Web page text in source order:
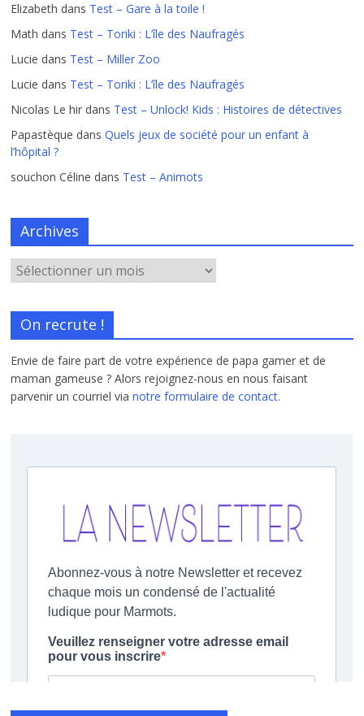
Elizabeth dans Test – Gare à la toile !
Math dans Test – Toriki : L’île des Naufragés
Lucie dans Test – Miller Zoo
Lucie dans Test – Toriki : L’île des Naufragés
Nicolas Le hir dans Test – Unlock! Kids : Histoires de détectives
Papastèque dansQuels jeux de société pour un enfant à
l’hôpital ?
souchon Céline dans Test – Animots
Archives
On recrute !
Envie de faire part de votre expérience de papa gamer et de
maman gameuse ? Alors rejoignez-nous en nous faisant
parvenir un courriel vianotre formulaire de contact.